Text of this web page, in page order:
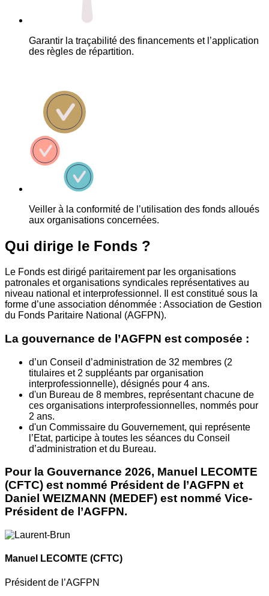
Garantir la traçabilité des financements et l’application
des règles de répartition.
Veiller à la conformité de l’utilisation des fonds alloués
aux organisations concernées.
Qui dirige le Fonds ?
Le Fonds est dirigé paritairement par les organisations
patronales et organisations syndicales représentatives au
niveau national et interprofessionnel. Il est constitué sous la
forme d’une association dénommée : Association de Gestion
du Fonds Paritaire National (AGFPN).
La gouvernance de l’AGFPN est composée :
d’un Conseil d’administration de 32 membres (2
titulaires et 2 suppléants par organisation
interprofessionnelle), désignés pour 4 ans.
d'un Bureau de 8 membres, représentant chacune de
ces organisations interprofessionnelles, nommés pour
2 ans.
d'un Commissaire du Gouvernement, qui représente
l’Etat, participe à toutes les séances du Conseil
d’administration et du Bureau.
Pour la Gouvernance 2026, Manuel LECOMTE
(CFTC) est nommé Président de l’AGFPN et
Daniel WEIZMANN (MEDEF) est nommé Vice-
Président de l’AGFPN.
Manuel LECOMTE (CFTC)
Président de l’AGFPN